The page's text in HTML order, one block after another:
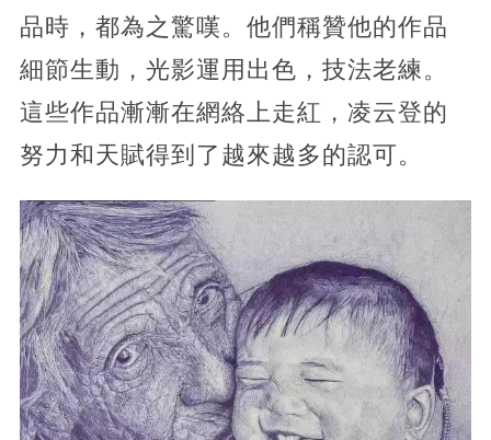
品時，都為之驚嘆。他們稱贊他的作品
細節生動，光影運用出色，技法老練。
這些作品漸漸在網絡上走紅，凌云登的
努力和天賦得到了越來越多的認可。